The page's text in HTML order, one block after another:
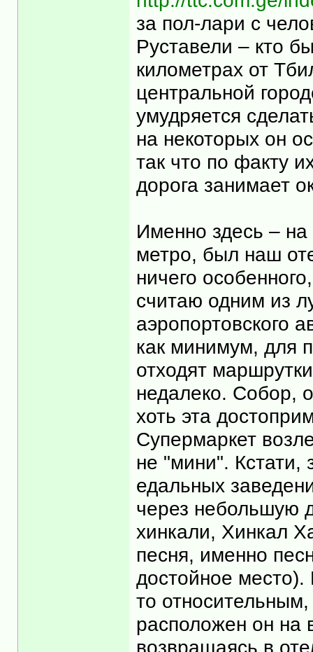
за пол-лари с
Руставели – кто
километрах от
центральной
умудряется
на некоторых он
так что по факту
дорога занимает
Именно здесь – на
метро, был наш
ничего
считаю одним из
аэропортовского
как минимум, для
отходят
недалеко. Собор,
хоть эта
Супермаркет
не "мини". Кстати,
едальных
через небольшую
хинкали, Хинкал
песня, именно
достойное
то относительным,
расположен он на
возвращаясь в